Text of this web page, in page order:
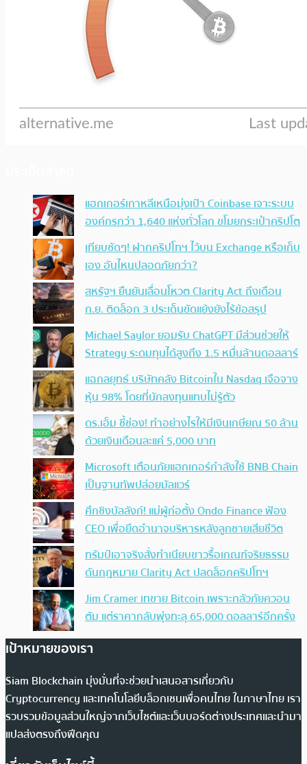
แฮกเกอร์เกาหลีเหนือมุ่งเป้า Coinbase เจาะระบบ
องค์กรกว่า 1,640 แห่งทั่วโลก ขโมยกระเป๋าคริปโต
เทียบชัดๆ! ฝากคริปโทฯ ไว้บน Exchange หรือเก็บ
เอง อันไหนปลอดภัยกว่า?
สหรัฐฯ ยืนยันเลื่อนโหวต Clarity Act ถึงเดือน
ก.ย. ติดล็อก 3 ประเด็นขัดแย้งยังไร้ข้อสรุป
Michael Saylor ยอมรับ ChatGPT มีส่วนช่วยให้
Strategy ระดมทุนได้สูงถึง 1.5 หมื่นล้านดอลลาร์
แฉกลยุทธ์ บริษัทคลัง Bitcoinใน Nasdaq เจือจาง
หุ้น 98% โดยที่นักลงทุนแทบไม่รู้ตัว
ดร.เอ็ม ชี้ช่อง! ทำอย่างไรให้มีเงินเกษียณ 50 ล้าน
ด้วยเงินเดือนละแค่ 5,000 บาท
Microsoft เตือนภัยแฮกเกอร์กำลังใช้ BNB Chain
เป็นฐานทัพปล่อยมัลแวร์
ศึกชิงบัลลังก์! แม่ผู้ก่อตั้ง Ondo Finance ฟ้อง
CEO เพื่อยึดอำนาจบริหารหลังลูกชายเสียชีวิต
ทรัมป์เอาจริง สั่งทำเนียบขาวรื้อเกณฑ์จริยธรรม
ดันกฎหมาย Clarity Act ปลดล็อกคริปโทฯ
Jim Cramer เทขาย Bitcoin เพราะกลัวภัยควอน
ตัม แต่ราคากลับพุ่งทะลุ 65,000 ดอลลาร์อีกครั้ง
เป้าหมายของเรา
Siam Blockchain มุ่งมั่นที่จะช่วยนำเสนอสารเกี่ยวกับ
Cryptocurrency และเทคโนโลยีบล็อกเชนเพื่อคนไทย ในภาษาไทย เรา
รวบรวมข้อมูลส่วนใหญ่จากเว็บไซต์และเว็บบอร์ดต่างประเทศและนำมา
แปลส่งตรงถึงฟีดคุณ